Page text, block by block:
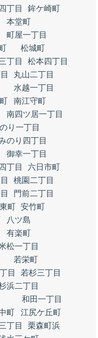
丁目
鉾ケ崎町
本堂町
町屋一丁目
松城町
丁目
松本四丁目
丸山二丁目
水越一丁目
南江守町
南四ツ居一丁目
り一丁目
のり四丁目
御幸一丁目
丁目
六日市町
桃園二丁目
門前二丁目
町 安竹町
八ツ島
有楽町
松一丁目
若栄町
目
若杉三丁目
浜二丁目
和田一丁目
町
江尻ケ丘町
丁目
栗森町浜